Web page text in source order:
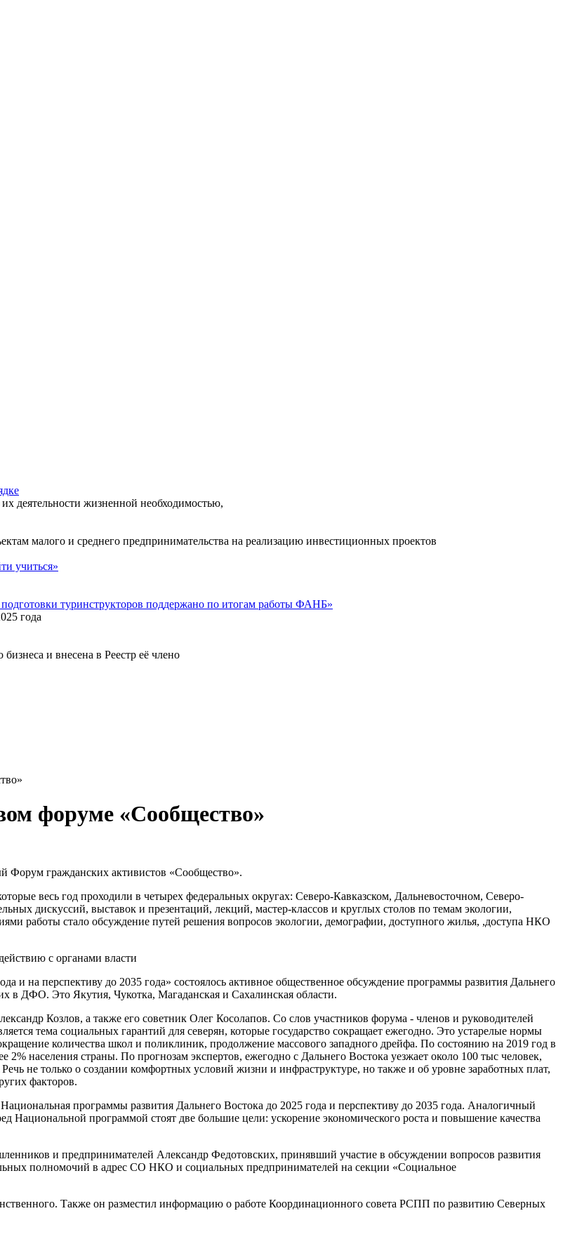
деятельности жизненной необходимостью,
малого и среднего предпринимательства на реализацию инвестиционных проектов
учиться»
туринструкторов поддержано по итогам работы ФАНБ»
года
и внесена в Реестр её члено
форуме «Сообщество»
Форум гражданских активистов «Сообщество».
весь год проходили в четырех федеральных округах: Северо-Кавказском, Дальневосточном, Северо-
дискуссий, выставок и презентаций, лекций, мастер-классов и круглых столов по темам экологии,
работы стало обсуждение путей решения вопросов экологии, демографии, доступного жилья, ,доступа НКО
с органами власти
и на перспективу до 2035 года» состоялось активное общественное обсуждение программы развития Дальнего
в ДФО. Это Якутия, Чукотка, Магаданская и Сахалинская области.
Козлов, а также его советник Олег Косолапов. Со слов участников форума - членов и руководителей
тема социальных гарантий для северян, которые государство сокращает ежегодно. Это устарелые нормы
количества школ и поликлиник, продолжение массового западного дрейфа. По состоянию на 2019 год в
населения страны. По прогнозам экспертов, ежегодно с Дальнего Востока уезжает около 100 тыс человек,
не только о создании комфортных условий жизни и инфраструктуре, но также и об уровне заработных плат,
факторов.
программы развития Дальнего Востока до 2025 года и перспективу до 2035 года. Аналогичный
Национальной программой стоят две большие цели: ускорение экономического роста и повышение качества
и предпринимателей Александр Федотовских, принявший участие в обсуждении вопросов развития
полномочий в адрес СО НКО и социальных предпринимателей на секции «Социальное
Также он разместил информацию о работе Координационного совета РСПП по развитию Северных